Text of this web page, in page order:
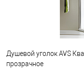
Душевой уголок AVS
прозрачное